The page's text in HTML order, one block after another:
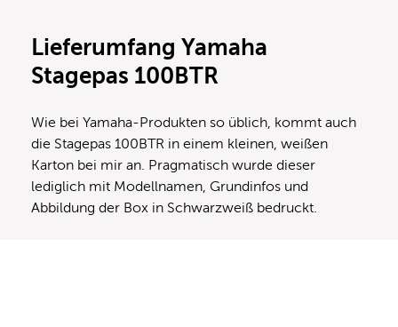
Lieferumfang Yamaha
Stagepas 100BTR
Wie bei Yamaha-Produkten so üblich, kommt auch
die Stagepas 100BTR in einem kleinen, weißen
Karton bei mir an. Pragmatisch wurde dieser
lediglich mit Modellnamen, Grundinfos und
Abbildung der Box in Schwarzweiß bedruckt.